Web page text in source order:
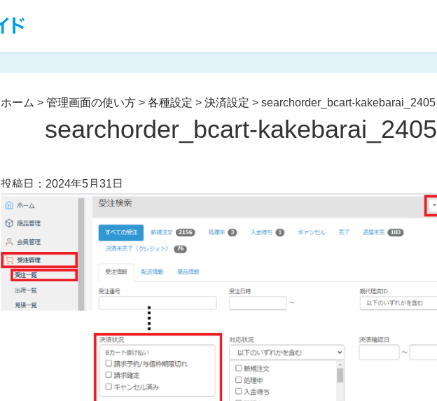
ホーム >管理画面の使い方 >各種設定 >決済設定 >searchorder_bcart-kakebarai_2405
searchorder_bcart-kakebarai_2405
投稿日：2024年5月31日